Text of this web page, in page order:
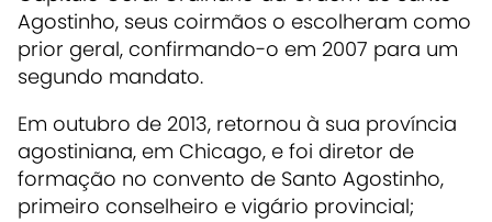
Agostinho, seus coirmãos o escolheram como
prior geral, confirmando-o em 2007 para um
segundo mandato.
Em outubro de 2013, retornou à sua província
agostiniana, em Chicago, e foi diretor de
formação no convento de Santo Agostinho,
primeiro conselheiro e vigário provincial;